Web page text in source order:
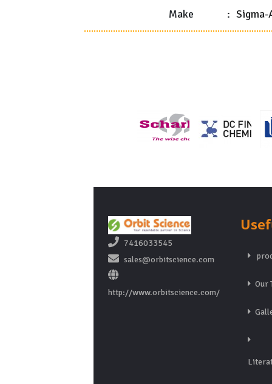
Make :
7416033545
sales@orbitscience.com
http://www.orbitscience.com/
Our